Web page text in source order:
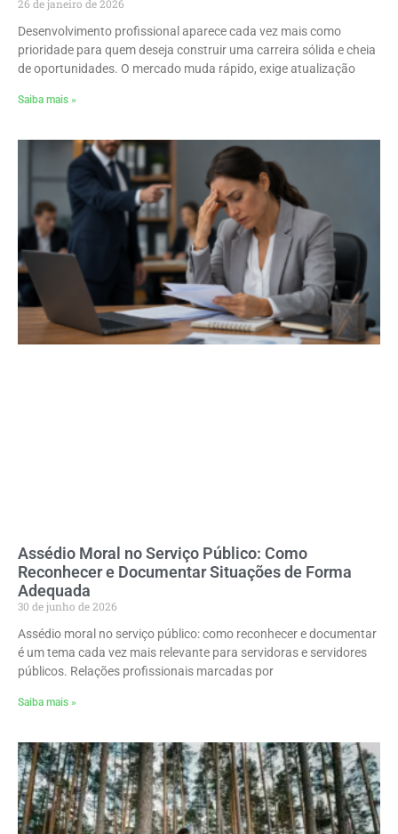
26 de janeiro de 2026
Desenvolvimento profissional aparece cada vez mais como
prioridade para quem deseja construir uma carreira sólida e cheia
de oportunidades. O mercado muda rápido, exige atualização
Saiba mais »
Assédio Moral no Serviço Público: Como
Reconhecer e Documentar Situações de Forma
Adequada
30 de junho de 2026
Assédio moral no serviço público: como reconhecer e documentar
é um tema cada vez mais relevante para servidoras e servidores
públicos. Relações profissionais marcadas por
Saiba mais »